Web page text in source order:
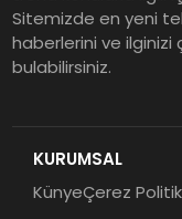
Sitemizde en yeni
haberlerini ve
bulabilirsiniz.
KURUMSAL
KünyeÇerez